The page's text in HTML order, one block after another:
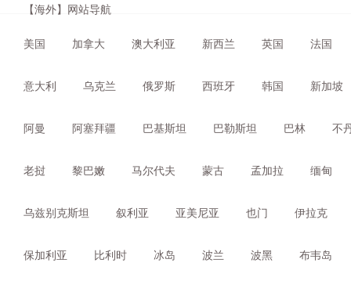
【海外】网站导航
美国 加拿大 澳大利亚 新西兰 英国 法国
意大利 乌克兰 俄罗斯 西班牙 韩国 新加坡
阿曼 阿塞拜疆 巴基斯坦 巴勒斯坦 巴林 不
老挝 黎巴嫩 马尔代夫 蒙古 孟加拉 缅甸
乌兹别克斯坦 叙利亚 亚美尼亚 也门 伊拉克
保加利亚 比利时 冰岛 波兰 波黑 布韦岛